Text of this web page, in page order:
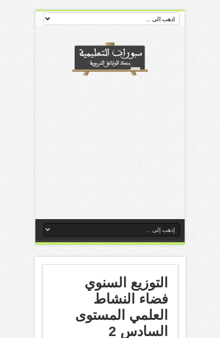
التوزيع السنوي
فضاء النشاط
العلمي المستوى
السادس 2